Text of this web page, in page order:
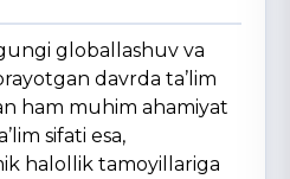
globallashuv va
davrda ta’lim
ham muhim ahamiyat
sifati esa,
halollik tamoyillariga